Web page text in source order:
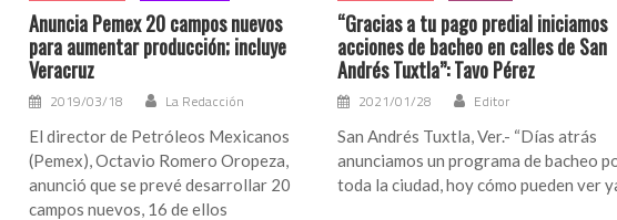
Anuncia Pemex 20 campos nuevos
para aumentar producción; incluye
Veracruz
2019/03/18 La Redacción
El director de Petróleos Mexicanos
(Pemex), Octavio Romero Oropeza,
anunció que se prevé desarrollar 20
campos nuevos, 16 de ellos
“Gracias a tu pago predial iniciamos
acciones de bacheo en calles de San
Andrés Tuxtla”: Tavo Pérez
2021/01/28 Editor
San Andrés Tuxtla, Ver.- “Días atrás
anunciamos un programa de bacheo
toda la ciudad, hoy cómo pueden ver